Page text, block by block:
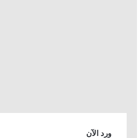
ورد الآن